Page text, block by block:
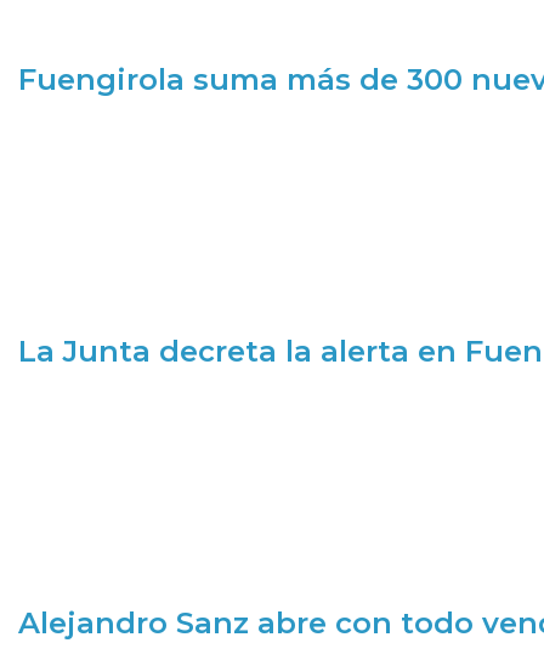
Fuengirola suma más de 300
La Junta decreta la alerta en
Alejandro Sanz abre con todo